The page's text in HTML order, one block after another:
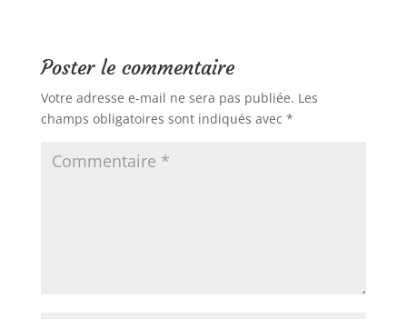
Poster le commentaire
Votre adresse e-mail ne sera pas publiée. Les
champs obligatoires sont indiqués avec *